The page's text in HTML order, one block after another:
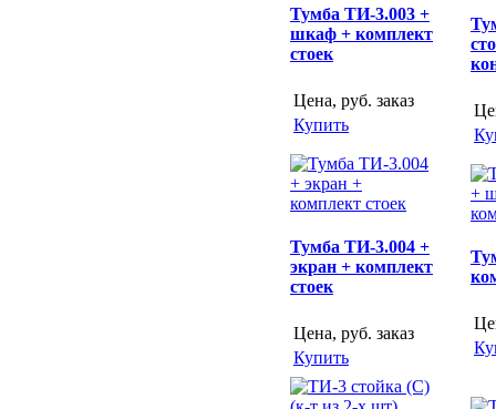
Тумба ТИ-3.003 +
шкаф + комплект
стоек
Цена, руб. заказ
Купить
Тумба ТИ-3.004 +
экран + комплект
стоек
Цена, руб. заказ
Купить